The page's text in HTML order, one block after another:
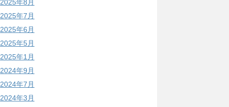
2025年8月
2025年7月
2025年6月
2025年5月
2025年1月
2024年9月
2024年7月
2024年3月